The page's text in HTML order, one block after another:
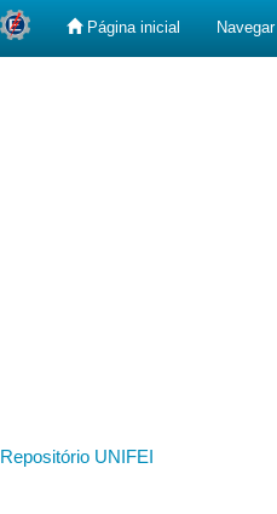
Página inicial Navegar
Repositório UNIFEI